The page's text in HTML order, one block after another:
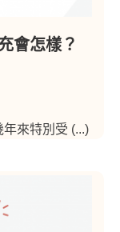
會怎樣？
來特別受 (...)